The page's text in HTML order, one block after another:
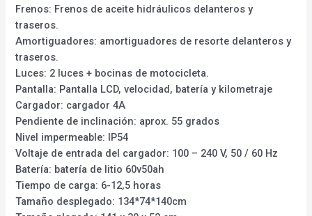
Frenos: Frenos de aceite hidráulicos delanteros y
traseros.
Amortiguadores: amortiguadores de resorte delanteros y
traseros.
Luces: 2 luces + bocinas de motocicleta.
Pantalla: Pantalla LCD, velocidad, batería y kilometraje
Cargador: cargador 4A
Pendiente de inclinación: aprox. 55 grados
Nivel impermeable: IP54
Voltaje de entrada del cargador: 100 – 240 V, 50 / 60 Hz
Batería: batería de litio 60v50ah
Tiempo de carga: 6-12,5 horas
Tamaño desplegado: 134*74*140cm